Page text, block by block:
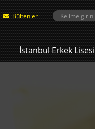
Bültenler
İstanbul Erkek Lisesi